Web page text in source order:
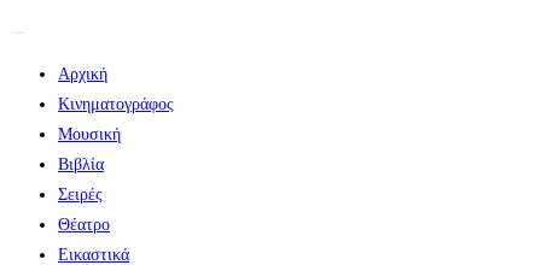
Αρχική
Κινηματογράφος
Μουσική
Βιβλία
Σειρές
Θέατρο
Εικαστικά